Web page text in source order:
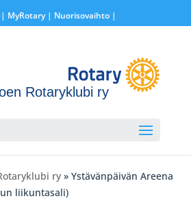
MyRotary | Nuorisovaihto|
Rotaryklubi ry
ry » Ystävänpäivän Areena
liikuntasali)